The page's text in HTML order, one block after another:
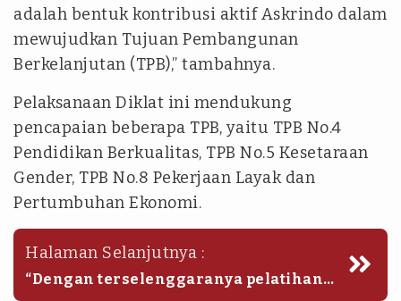
adalah bentuk kontribusi aktif Askrindo dalam
mewujudkan Tujuan Pembangunan
Berkelanjutan (TPB),” tambahnya.
Pelaksanaan Diklat ini mendukung
pencapaian beberapa TPB, yaitu TPB No.4
Pendidikan Berkualitas, TPB No.5 Kesetaraan
Gender, TPB No.8 Pekerjaan Layak dan
Pertumbuhan Ekonomi.
Halaman Selanjutnya :
“Dengan terselenggaranya pelatihan